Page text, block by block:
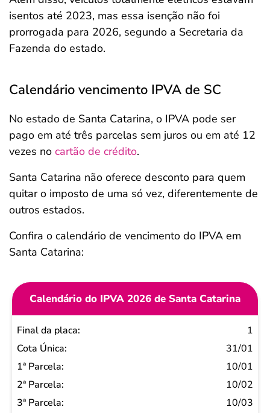
isentos até 2023, mas essa isenção não foi
prorrogada para 2026, segundo a Secretaria da
Fazenda do estado.
Calendário vencimento IPVA de SC
No estado de Santa Catarina, o IPVA pode ser
pago em até três parcelas sem juros ou em até 12
vezes no cartão de crédito.
Santa Catarina não oferece desconto para quem
quitar o imposto de uma só vez, diferentemente de
outros estados.
Confira o calendário de vencimento do IPVA em
Santa Catarina:
Calendário do IPVA 2026 de Santa Catarina
Final
da
placa
Cota
Única
1
31/01
10/01
10/02
10/03